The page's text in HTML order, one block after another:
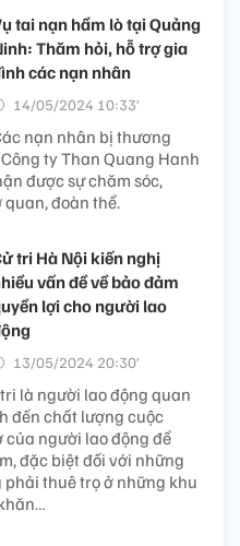
tai nạn hầm lò tại Quảng
Thăm hỏi, hỗ trợ gia
các nạn nhân
14/05/2024 10:33’
nạn nhân bị thương
ty Than Quang Hanh
được sự chăm sóc,
đoàn thể.
tri Hà Nội kiến nghị
vấn đề về bảo đảm
lợi cho người lao
13/05/2024 20:30’
là người lao động quan
đến chất lượng cuộc
của người lao động để
đặc biệt đối với những
phải thuê trọ ở những khu